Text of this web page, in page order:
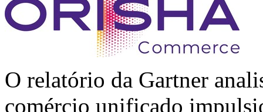
O relatório da Gartner
comércio unificado